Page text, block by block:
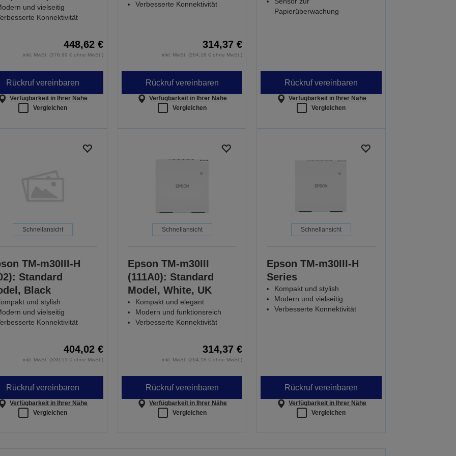
und vielseitig
Konnektivität
448,62 €
inkl. MwSt. (376,99 € ohne MwSt.)
Rückruf vereinbaren
Verfügbarkeit in Ihrer Nähe
Vergleichen
Verbesserte Konnektivität
314,37 €
inkl. MwSt. (264,18 € ohne MwSt.)
Rückruf vereinbaren
Verfügbarkeit in Ihrer Nähe
Vergleichen
Papierüberwachung
Rückruf vereinbaren
Verfügbarkeit in Ihrer Nähe
Vergleichen
Schnellansicht
TM-m30III-H
Standard
Black
und stylish
und vielseitig
Konnektivität
404,02 €
inkl. MwSt. (339,51 € ohne MwSt.)
Rückruf vereinbaren
Verfügbarkeit in Ihrer Nähe
Vergleichen
Schnellansicht
Epson TM-m30III
(111A0): Standard
Model, White, UK
Kompakt und elegant
Modern und funktionsreich
Verbesserte Konnektivität
314,37 €
inkl. MwSt. (264,18 € ohne MwSt.)
Rückruf vereinbaren
Verfügbarkeit in Ihrer Nähe
Vergleichen
Schnellansicht
Epson TM-m30III-H
Series
Kompakt und stylish
Modern und vielseitig
Verbesserte Konnektivität
Rückruf vereinbaren
Verfügbarkeit in Ihrer Nähe
Vergleichen